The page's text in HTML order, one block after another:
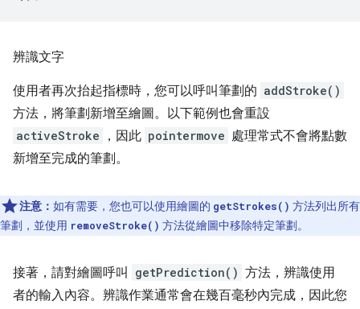
辨識文字
使用者再次抬起指標時，您可以呼叫筆劃的 addStroke()
方法，將筆劃新增至繪圖。以下範例也會重設
activeStroke ，因此 pointermove 處理常式不會將點數
新增至完成的筆劃。
注意： 如有需要，您也可以使用繪圖的 getStrokes() 方法列出所有
筆劃，並使用 removeStroke() 方法從繪圖中移除特定筆劃。
接著，請對繪圖呼叫 getPrediction() 方法，辨識使用
者的輸入內容。辨識作業通常會在幾百毫秒內完成，因此您